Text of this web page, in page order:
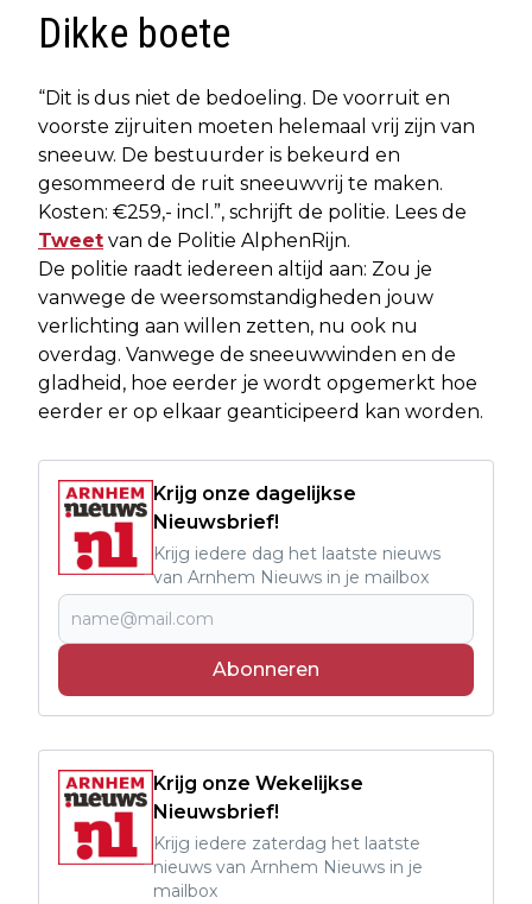
Dikke boete
“Dit is dus niet de bedoeling. De voorruit en
voorste zijruiten moeten helemaal vrij zijn van
sneeuw. De bestuurder is bekeurd en
gesommeerd de ruit sneeuwvrij te maken.
Kosten: €259,- incl.”, schrijft de politie. Lees de
Tweet van de Politie AlphenRijn.
De politie raadt iedereen altijd aan: Zou je
vanwege de weersomstandigheden jouw
verlichting aan willen zetten, nu ook nu
overdag. Vanwege de sneeuwwinden en de
gladheid, hoe eerder je wordt opgemerkt hoe
eerder er op elkaar geanticipeerd kan worden.
Krijg onze dagelijkse
Nieuwsbrief!
Krijg iedere dag het laatste nieuws
van Arnhem Nieuws in je mailbox
Abonneren
Krijg onze Wekelijkse
Nieuwsbrief!
Krijg iedere zaterdag het laatste
nieuws van Arnhem Nieuws in je
mailbox